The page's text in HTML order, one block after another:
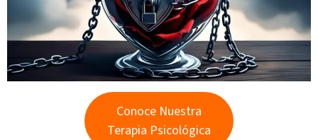
Conoce Nuestra
Terapia Psicológica